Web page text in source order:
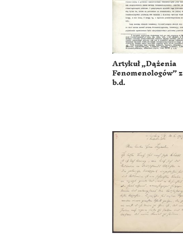
Artykuł „Dążenia
Fenomenologów” z
b.d.